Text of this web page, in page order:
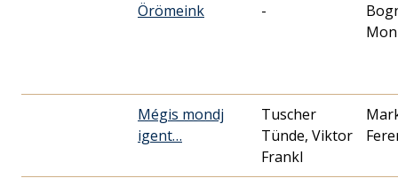
Örömeink -
Mégis mondj
igent…
Tuscher
Tünde, Viktor
Frankl